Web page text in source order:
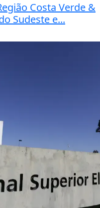
Costa Verde &
Sudeste e...